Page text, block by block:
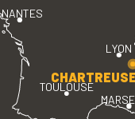
LYON
TOULOUSE
NANTES
CHARTREUSE